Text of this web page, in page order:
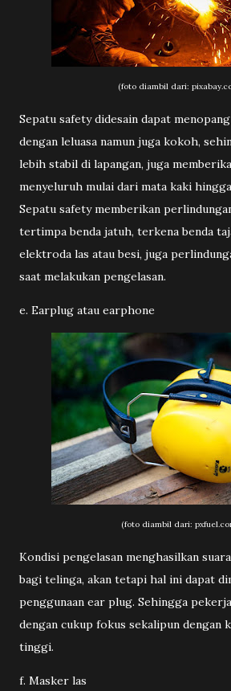
(foto diambil dari:
Sepatu safety didesain dapat
dengan leluasa namun juga kokoh,
lebih stabil di lapangan, juga
menyeluruh mulai dari mata kaki
Sepatu safety memberikan
tertimpa benda jatuh, terkena benda
elektroda las atau besi, juga
saat melakukan pengelasan.
e. Earplug atau earphone
(foto diambil dari:
Kondisi pengelasan menghasilkan
bagi telinga, akan tetapi hal ini dapat
penggunaan ear plug. Sehingga
dengan cukup fokus sekalipun dengan
tinggi.
f. Masker las